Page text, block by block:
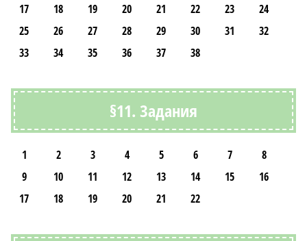
17 18 19 20 21 22 23
24
25
26 27 28 29 30 31
32
33
34 35 36 37 38
§11. Задания
1 2 3 4 5 6 7
8
9
10 11 12 13 14 15
16
17
18 19 20 21 22